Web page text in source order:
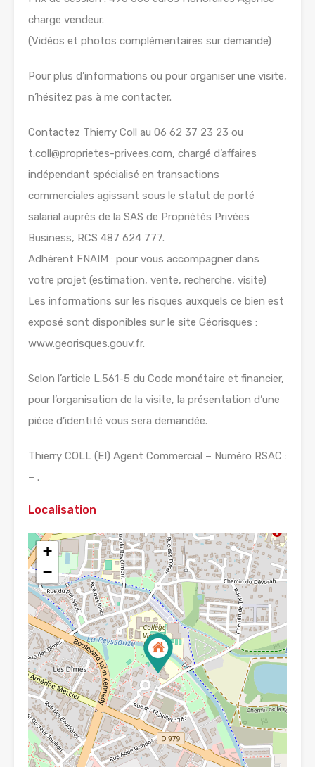
charge vendeur.
(Vidéos et photos complémentaires sur demande)
Pour plus d’informations ou pour organiser une visite,
n’hésitez pas à me contacter.
Contactez Thierry Coll au 06 62 37 23 23 ou
t.coll@proprietes-privees.com, chargé d’affaires
indépendant spécialisé en transactions
commerciales agissant sous le statut de porté
salarial auprès de la SAS de Propriétés Privées
Business, RCS 487 624 777.
Adhérent FNAIM : pour vous accompagner dans
votre projet (estimation, vente, recherche, visite)
Les informations sur les risques auxquels ce bien est
exposé sont disponibles sur le site Géorisques :
www.georisques.gouv.fr.
Selon l’article L.561-5 du Code monétaire et financier,
pour l’organisation de la visite, la présentation d’une
pièce d’identité vous sera demandée.
Thierry COLL (EI) Agent Commercial – Numéro RSAC :
– .
Localisation
+
−